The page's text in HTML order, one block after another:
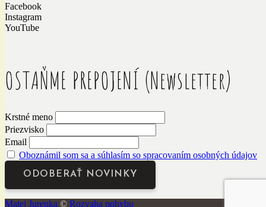
Facebook
Instagram
YouTube
OSTAŇME PREPOJENÍ (Newsletter)
Krstné meno
Priezvisko
Email
Oboznámil som sa a súhlasím so spracovaním osobných údajov
Matej Jurenka © Rozvaha pohybu